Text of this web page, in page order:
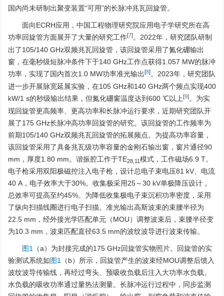
国内尚未研制出聚变装置“可用”的长脉冲兆瓦回旋管。
面向ECRH应用，中国工程物理研究院应用电子学研究所在高
功率回旋管方面展开了大量的研究工作[7]。2022年，研究团队研制
出了105/140 GHz双频兆瓦回旋管，该回旋管采用了氮化硼输出
窗，在毫秒级短脉冲条件下于140 GHz工作点获得1.057 MW的脉冲
功率，实现了国内首次1.0 MW功率准光输出[8]。2023年，研究团队
进一步开展脉宽延展实验，在105 GHz和140 GHz两个频点实现400
kW/1 s的秒级输出结果，但氮化硼窗温度达到600 ℃以上[9]。为实
现回旋管更高频率、更高功率和长脉冲运行要求，近期研究团队开
展了175 GHz长脉冲高功率回旋管的研究。该回旋管的工作频率为
前期105/140 GHz双频兆瓦回旋管的拓展频点。为提高功率容量，
该回旋管采用了具备兆瓦级功率容量的金刚石输出窗，窗片通径90
mm，厚度1.80 mm。谐振腔工作于TE28,11模式，工作磁场6.9 T。
电子枪采用双阳极磁控注入电子枪，设计总电子束电压81 kV、电流
40 A，电子效率大于30%。收集极采用25～30 kV单极降压设计，
总效率可提高至约45%。为降低收集极电子束沉积功率密度，采用
了纵向扫描线圈进行电子扫描。准光输出高斯波束的束腰半径为
22.5 mm，经外接光学匹配单元（MOU）调整波束后，束腰半径变
为10.3 mm，波束匹配直径63.5 mm的波纹波导进行波束传输。
图1
（a）为封接完成的175 GHz回旋管实物照片。回旋管的实
验测试系统如图1
（b）所示，回旋管产生的波束经MOU调整后馈入
波纹波导传输线，再经过弯头、预吸收负载后注入大功率水负载。
水负载的吸收功率通过量热法测量。长脉冲运行过程中，同步监测